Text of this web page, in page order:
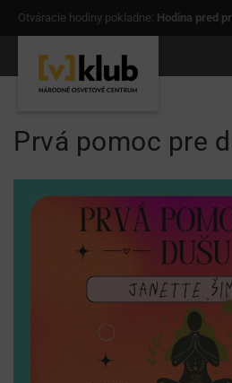
Otváracie hodiny pokladne: Hodina pred
Prvá pomoc pre